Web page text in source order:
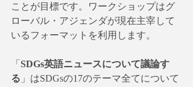
ことが目標です。ワークショップはグ
ローバル・アジェンダが現在主宰して
いるフォーマットを利用します。
「 SDGs英語ニュースについて議論す
る 」はSDGsの17のテーマ全てについて